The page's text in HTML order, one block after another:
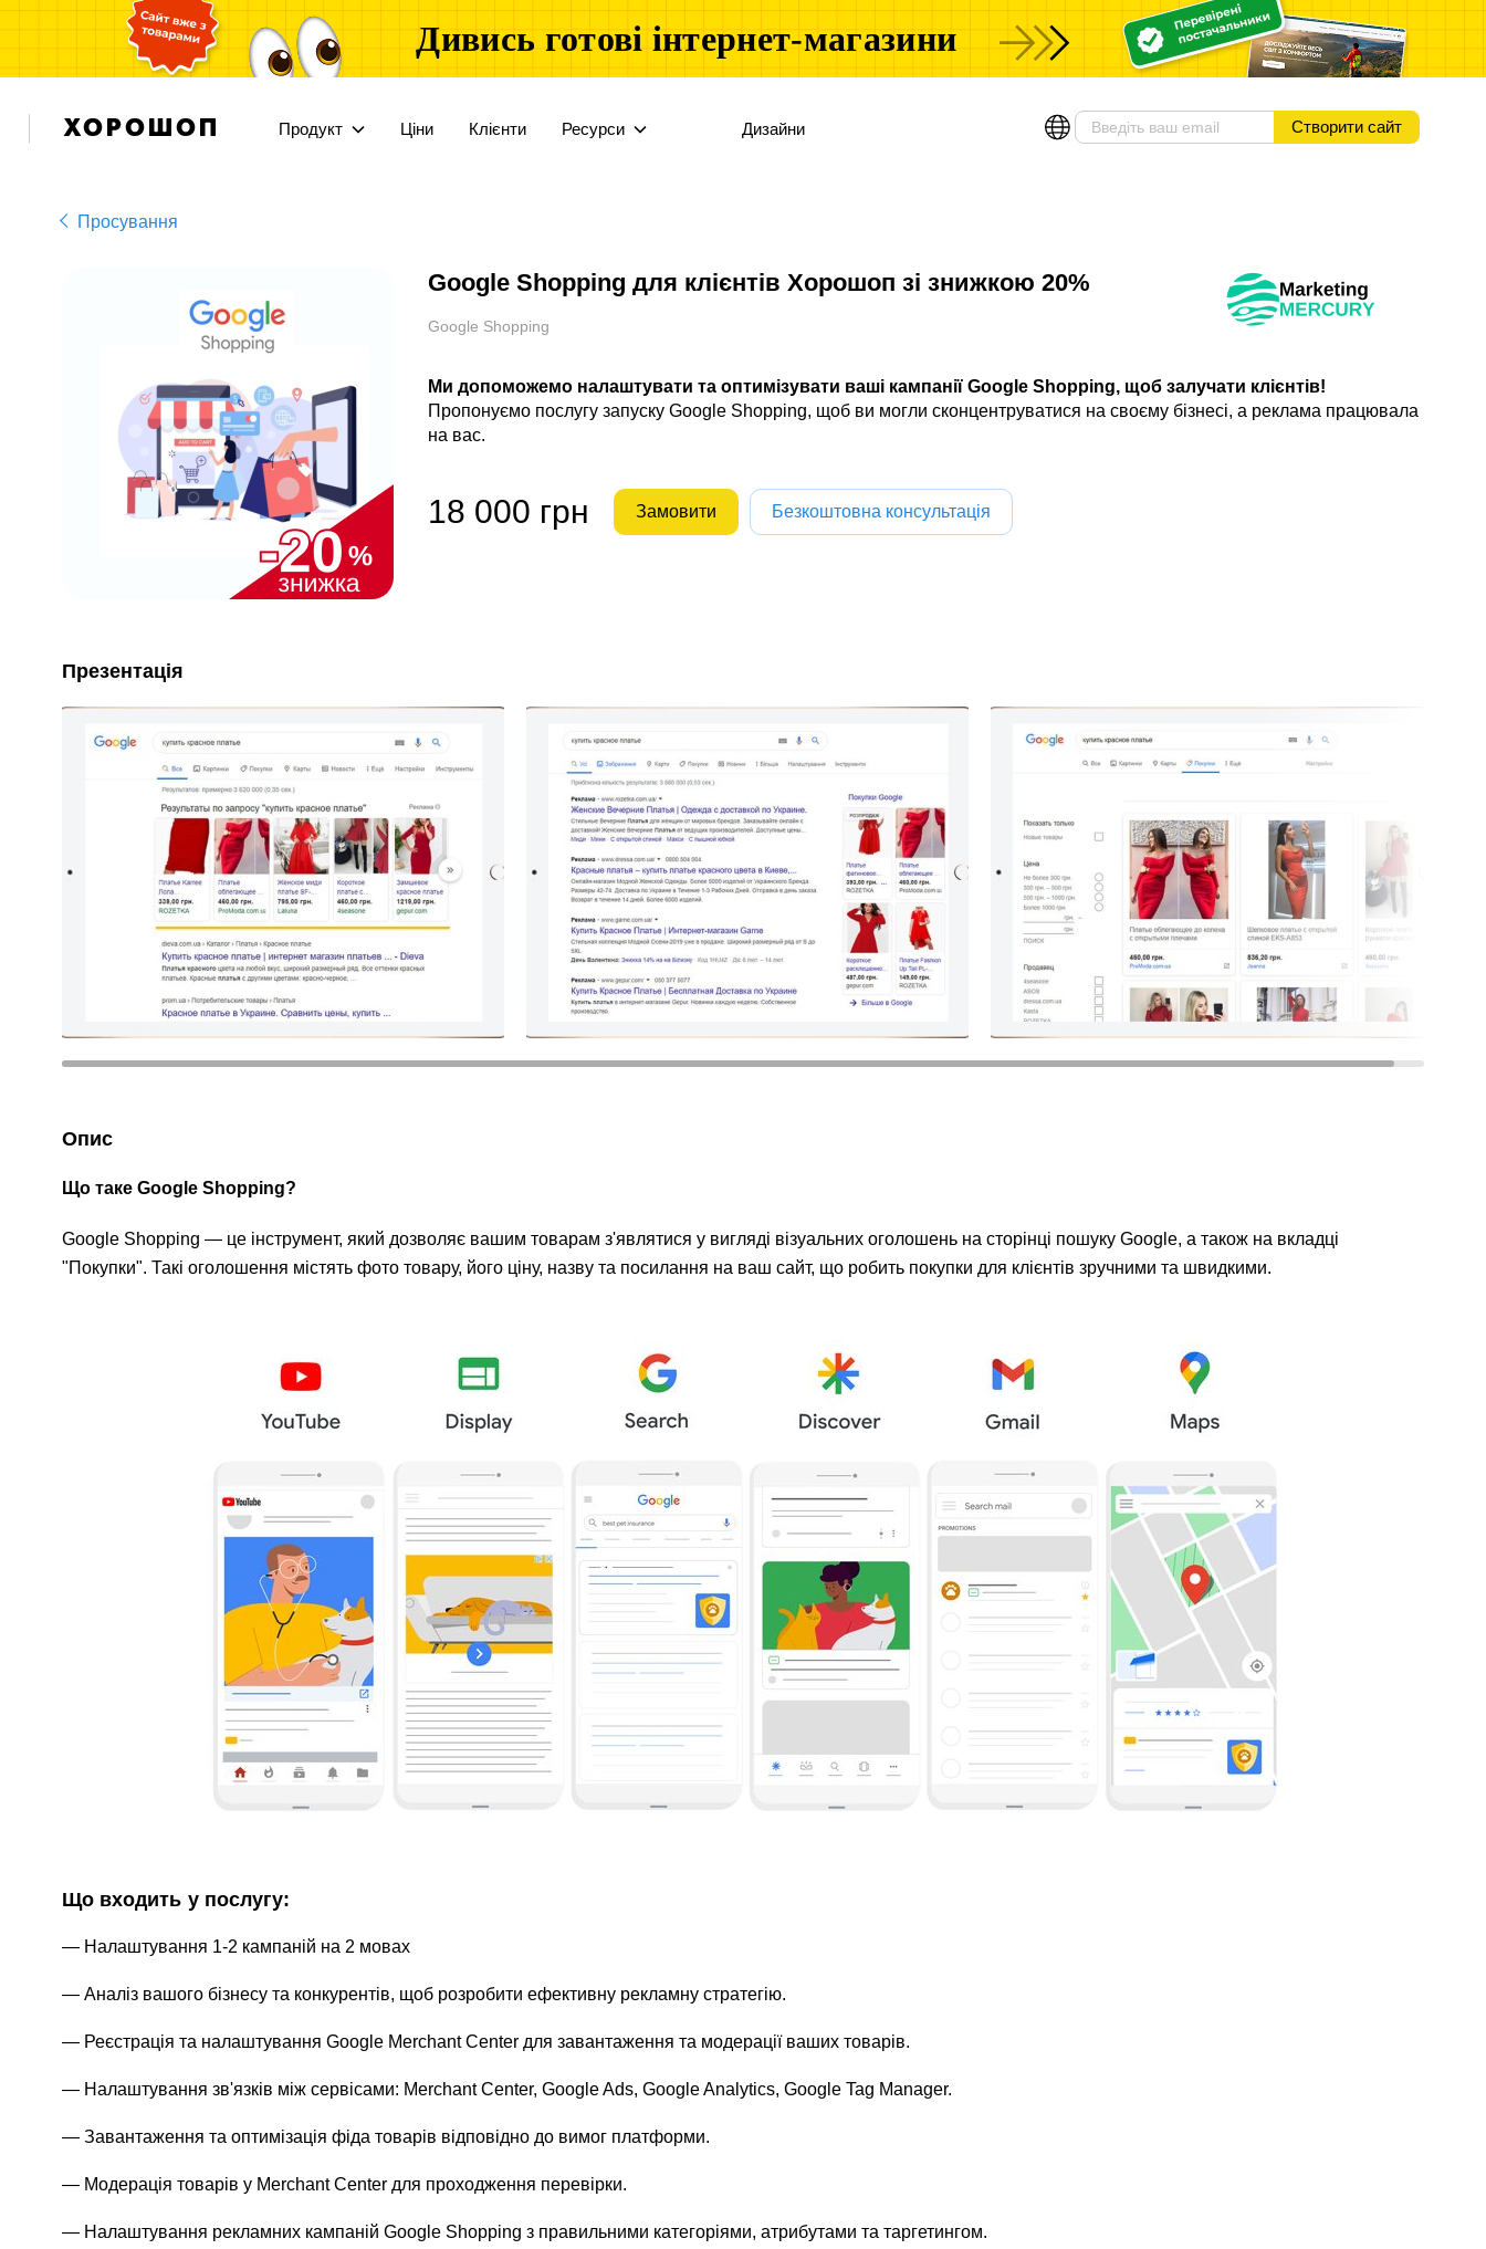
Дивись готові інтернет-магазини
Продукт Ціни Клієнти Ресурси Дизайни Створити сайт
Просування
Google Shopping для клієнтів Хорошоп зі знижкою 20%
Google Shopping
Ми допоможемо налаштувати та оптимізувати ваші кампанії Google Shopping, щоб залучати клієнтів!
Пропонуємо послугу запуску Google Shopping, щоб ви могли сконцентруватися на своєму бізнесі, а реклама працювала
на вас.
18 000 грн Замовити Безкоштовна консультація
Презентація
Опис
Що таке Google Shopping?
Google Shopping — це інструмент, який дозволяє вашим товарам з'являтися у вигляді візуальних оголошень на сторінці пошуку Google, а також на вкладці
"Покупки". Такі оголошення містять фото товару, його ціну, назву та посилання на ваш сайт, що робить покупки для клієнтів зручними та швидкими.
Що входить у послугу:
Налаштування 1-2 кампаній на 2 мовах
Аналіз вашого бізнесу та конкурентів, щоб розробити ефективну рекламну стратегію.
Реєстрація та налаштування Google Merchant Center для завантаження та модерації ваших товарів.
Налаштування зв'язків між сервісами: Merchant Center, Google Ads, Google Analytics, Google Tag Manager.
Завантаження та оптимізація фіда товарів відповідно до вимог платформи.
Модерація товарів у Merchant Center для проходження перевірки.
Налаштування рекламних кампаній Google Shopping з правильними категоріями, атрибутами та таргетингом.